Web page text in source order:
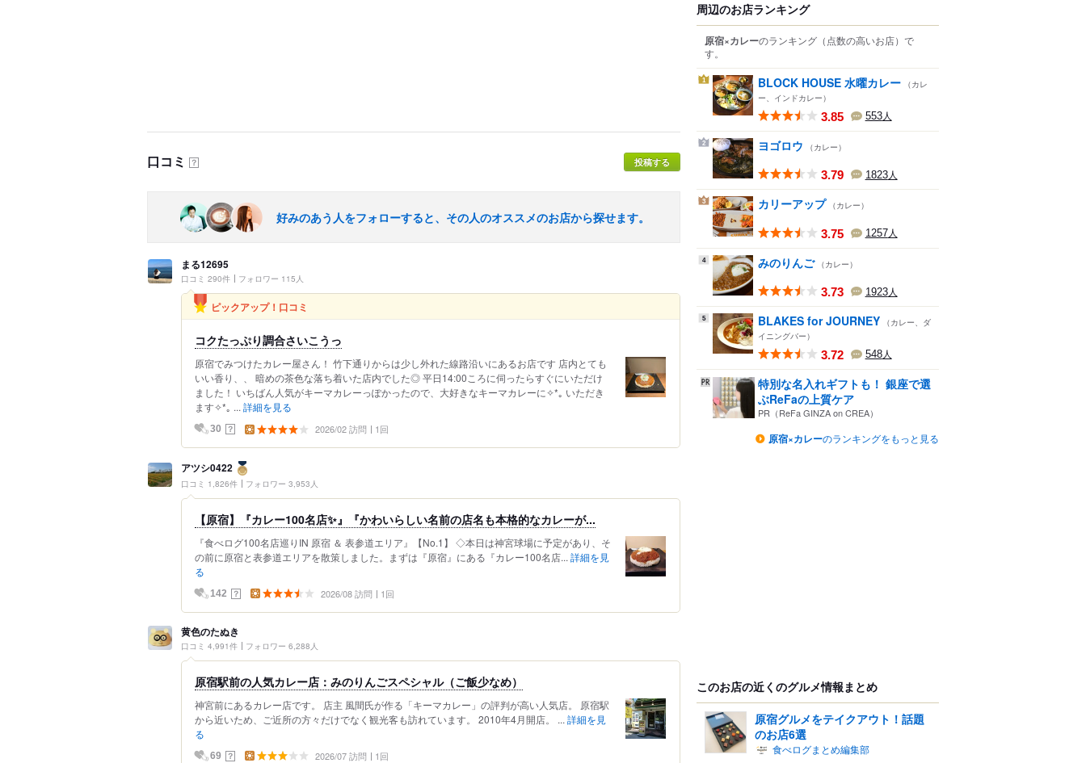
口コミ ？ 投稿する
好みのあう人をフォローすると、その人のオススメのお店から探せます。
まる12695
口コミ 290件 フォロワー 115人
ピックアップ！口コミ
コクたっぷり調合さいこうっ
原宿でみつけたカレー屋さん！ 竹下通りからは少し外れた線路沿いにあるお店です 店内とても
いい香り、、 暗めの茶色な落ち着いた店内でした◎ 平日14:00ころに伺ったらすぐにいただけ
ました！ いちばん人気がキーマカレーっぽかったので、大好きなキーマカレーに✧*｡ いただき
ます✧*｡ ... 詳細を見る
30 ？ 2026/02 訪問 1回
アツシ0422
口コミ 1,826件 フォロワー 3,953人
【原宿】『カレー100名店✨』『かわいらしい名前の店名も本格的なカレーが...
『食べログ100名店巡りIN 原宿 ＆ 表参道エリア』【No.1】 ◇本日は神宮球場に予定があり、そ
の前に原宿と表参道エリアを散策しました。まずは『原宿』にある『カレー100名店... 詳細を見
る
142 ？ 2026/08 訪問 1回
黄色のたぬき
口コミ 4,991件 フォロワー 6,288人
原宿駅前の人気カレー店：みのりんごスペシャル（ご飯少なめ）
神宮前にあるカレー店です。 店主 風間氏が作る「キーマカレー」の評判が高い人気店。 原宿駅
から近いため、ご近所の方々だけでなく観光客も訪れています。 2010年4月開店。 ... 詳細を見
る
69 ？ 2026/07 訪問 1回
周辺のお店ランキング
原宿×カレーのランキング （点数の高いお店） で
す。
1 BLOCK HOUSE 水曜カレー （カレ
ー、インドカレー）
3.85 553人
2 ヨゴロウ （カレー）
3.79 1823人
3 カリーアップ （カレー）
3.75 1257人
4 みのりんご （カレー）
3.73 1923人
5 BLAKES for JOURNEY （カレー、ダ
イニングバー）
3.72 548人
特別な名入れギフトも！ 銀座で選
ぶReFaの上質ケア
PR（ReFa GINZA on CREA）
原宿×カレーのランキングをもっと見る
このお店の近くのグルメ情報まとめ
原宿グルメをテイクアウト！話題
のお店6選
食べログまとめ編集部